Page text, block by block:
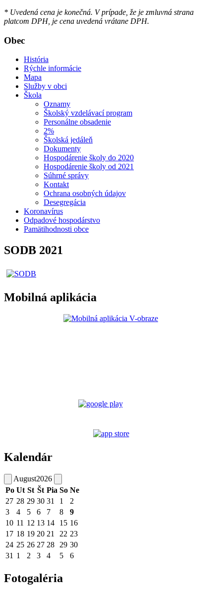
* Uvedená cena je konečná. V prípade, že je zmluvná strana
platcom DPH, je cena uvedená vrátane DPH.
Obec
História
Rýchle informácie
Mapa
Služby v obci
Škola
Oznamy
Školský vzdelávací program
Personálne obsadenie
2%
Školská jedáleň
Dokumenty
Hospodárenie školy do 2020
Hospodárenie školy od 2021
Súhrné správy
Kontakt
Ochrana osobných údajov
Desegregácia
Koronavírus
Odpadové hospodárstvo
Pamätihodnosti obce
SODB 2021
Mobilná aplikácia
Kalendár
August2026
Po Ut St Št Pia So Ne
27 28 29 30 31 1
2
3
4 5 6 7 8
9
10 11 12 13 14 15 16
17 18 19 20 21 22 23
24 25 26 27 28 29 30
31 1 2 3 4 5 6
Fotogaléria